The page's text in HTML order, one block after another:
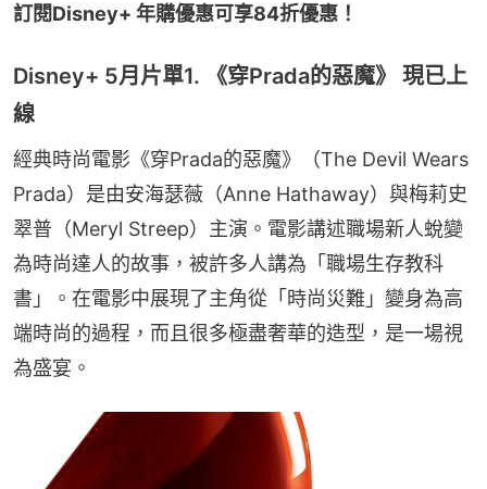
訂閱Disney+ 年購優惠可享84折優惠！
Disney+ 5月片單1. 《穿Prada的惡魔》 現已上
線
經典時尚電影《穿Prada的惡魔》（The Devil Wears
Prada）是由安海瑟薇（Anne Hathaway）與梅莉史
翠普（Meryl Streep）主演。電影講述職場新人蛻變
為時尚達人的故事，被許多人講為「職場生存教科
書」。在電影中展現了主角從「時尚災難」變身為高
端時尚的過程，而且很多極盡奢華的造型，是一場視
為盛宴。